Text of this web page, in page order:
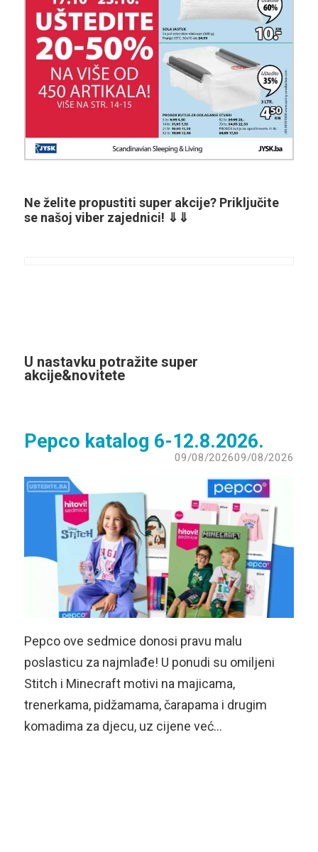
Ne želite propustiti super akcije? Priključite
se našoj viber zajednici! ⇓⇓
U nastavku potražite super
akcije&novitete
Pepco katalog 6-12.8.2026.
09/08/202609/08/2026
Pepco ove sedmice donosi pravu malu
poslasticu za najmlađe! U ponudi su omiljeni
Stitch i Minecraft motivi na majicama,
trenerkama, pidžamama, čarapama i drugim
komadima za djecu, uz cijene već…